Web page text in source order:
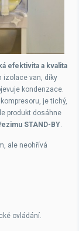
efektivita a kvalita
izolace van, díky
kondenzace.
je tichý,
produkt dosáhne
STAND-BY.
ale neohřívá
ovládání.